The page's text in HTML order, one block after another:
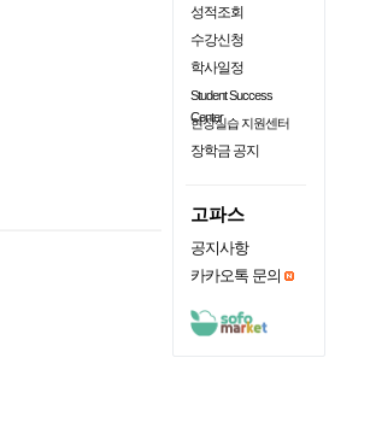
성적조회
수강신청
학사일정
Student Success
Center
현장실습 지원센터
장학금 공지
고파스
공지사항
카카오톡 문의